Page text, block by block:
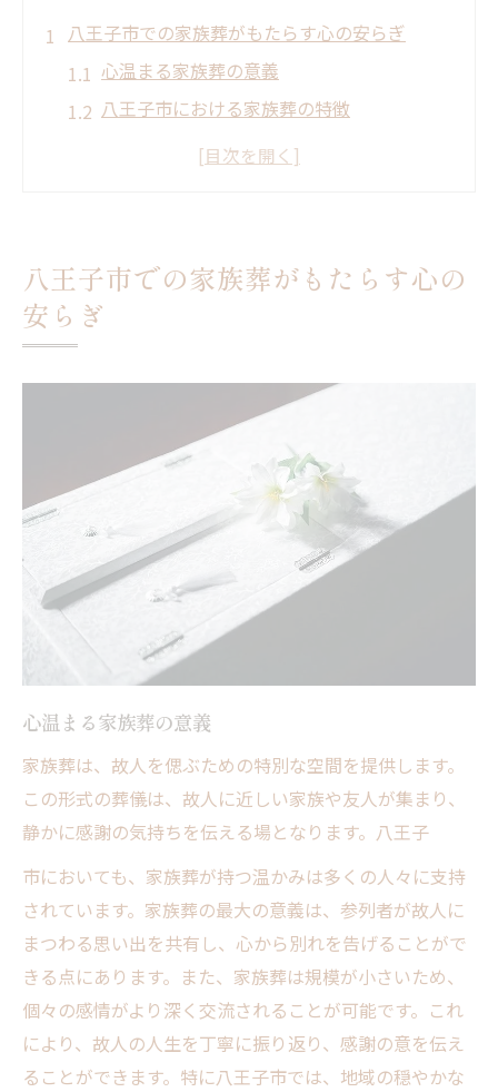
八王子市での家族葬がもたらす心の安らぎ
心温まる家族葬の意義
八王子市における家族葬の特徴
故人との絆を深める家族葬の魅力
家族葬がもたらす新たな価値観
家族葬の魅力と八王子市でのプランニング方法
家族葬をプランニングする際の重要ポイン
ト
八王子市での家族葬の流れ
家族葬プランニングにおける柔軟性の重要
性
心温まる家族葬を実現するためのヒント
八王子市での家族葬プランニングの現状
葬の新しい形
東花堂が提案する家族葬の特徴
革新的な家族葬プランの提案
家族葬における個人化の重要性
東花堂の家族葬プランが持つ安心感
地域密着型の家族葬プランの魅力
新しい家族葬の形式とその可能性
故人を静かに見送る家族葬が選ばれる理由
家族葬の選択が増えている背景
静かな別れを大切にする家族葬の魅力
八王子市での家族葬がもたらす心の
安らぎ
心温まる家族葬の意義
家族葬は、故人を偲ぶための特別な空間を提供します。
この形式の葬儀は、故人に近しい家族や友人が集まり、
静かに感謝の気持ちを伝える場となります。八王子
市においても、家族葬が持つ温かみは多くの人々に支持
されています。家族葬の最大の意義は、参列者が故人に
まつわる思い出を共有し、心から別れを告げることがで
きる点にあります。また、家族葬は規模が小さいため、
個々の感情がより深く交流されることが可能です。これ
により、故人の人生を丁寧に振り返り、感謝の意を伝え
ることができます。特に八王子市では、地域の穏やかな